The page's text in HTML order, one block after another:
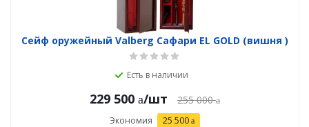
Сейф оружейный Valberg Сафари EL GOLD (вишня )
Есть в наличии
229 500 /шт 255 000
Экономия 25 500